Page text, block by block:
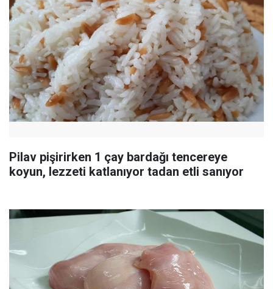
Pilav pişirirken 1 çay bardağı tencereye
koyun, lezzeti katlanıyor tadan etli sanıyor